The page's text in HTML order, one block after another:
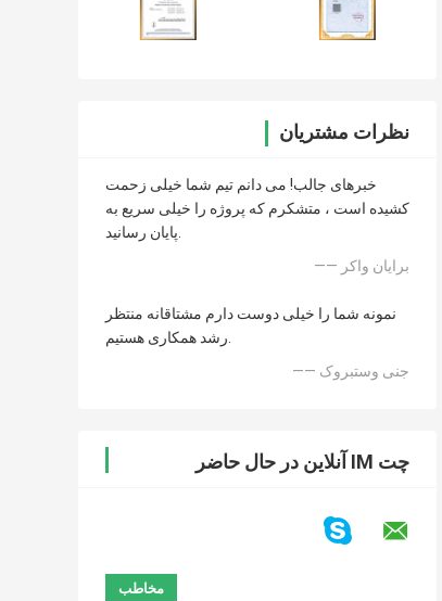
نظرات مشتریان
خبرهای جالب! می دانم تیم شما خیلی زحمت
کشیده است ، متشکرم که پروژه را خیلی سریع به
پایان رسانید.
—— برایان واکر
نمونه شما را خیلی دوست دارم مشتاقانه منتظر
رشد همکاری هستیم.
—— جنی وستبروک
چت IM آنلاین در حال حاضر